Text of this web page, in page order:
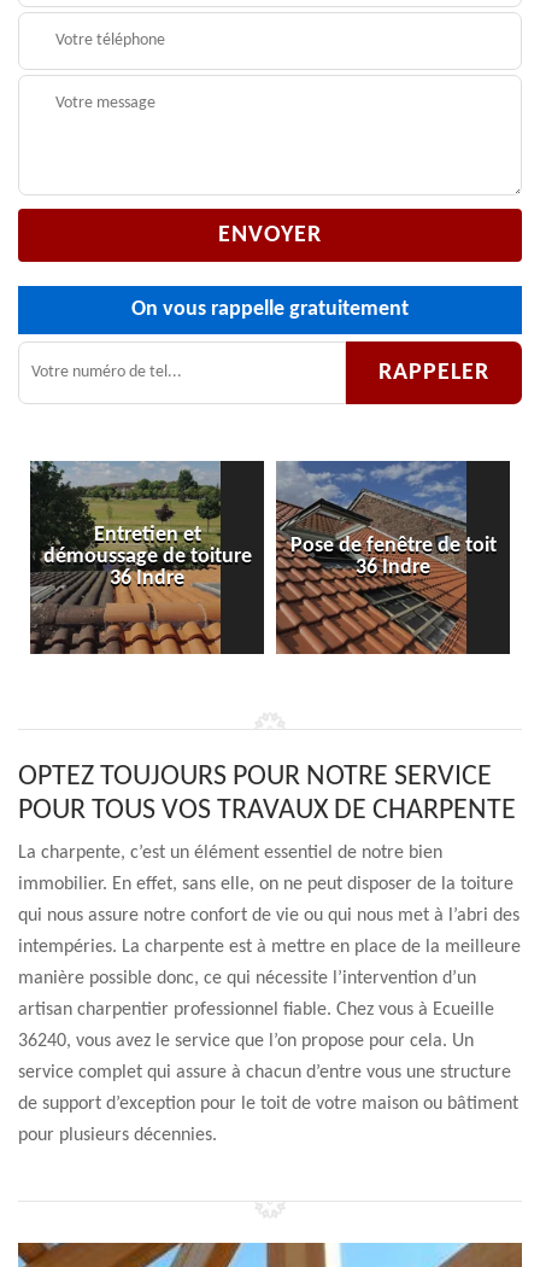
On vous rappelle gratuitement
Entretien et
démoussage de toiture
36 Indre
Pose de fenêtre de toit
36 Indre
OPTEZ TOUJOURS POUR NOTRE SERVICE
POUR TOUS VOS TRAVAUX DE CHARPENTE
La charpente, c’est un élément essentiel de notre bien
immobilier. En effet, sans elle, on ne peut disposer de la toiture
qui nous assure notre confort de vie ou qui nous met à l’abri des
intempéries. La charpente est à mettre en place de la meilleure
manière possible donc, ce qui nécessite l’intervention d’un
artisan charpentier professionnel fiable. Chez vous à Ecueille
36240, vous avez le service que l’on propose pour cela. Un
service complet qui assure à chacun d’entre vous une structure
de support d’exception pour le toit de votre maison ou bâtiment
pour plusieurs décennies.